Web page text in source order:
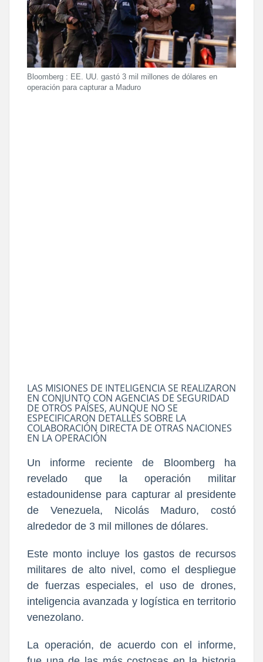
Bloomberg : EE. UU. gastó 3 mil millones de dólares en
operación para capturar a Maduro
LAS MISIONES DE INTELIGENCIA SE REALIZARON
EN CONJUNTO CON AGENCIAS DE SEGURIDAD
DE OTROS PAÍSES, AUNQUE NO SE
ESPECIFICARON DETALLES SOBRE LA
COLABORACIÓN DIRECTA DE OTRAS NACIONES
EN LA OPERACIÓN
Un informe reciente de Bloomberg ha
revelado que la operación militar
estadounidense para capturar al presidente
de Venezuela, Nicolás Maduro, costó
alrededor de 3 mil millones de dólares.
Este monto incluye los gastos de recursos
militares de alto nivel, como el despliegue
de fuerzas especiales, el uso de drones,
inteligencia avanzada y logística en territorio
venezolano.
La operación, de acuerdo con el informe,